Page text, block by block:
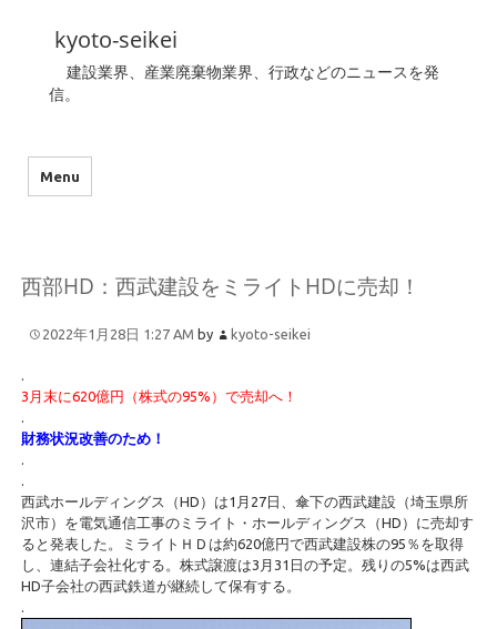
kyoto-seikei
建設業界、産業廃棄物業界、行政などのニュースを発
信。
Menu
西部HD：西武建設をミライトHDに売却！
2022年1月28日 1:27 AM by kyoto-seikei
.
3月末に620億円（株式の95%）で売却へ！
.
財務状況改善のため！
.
.
西武ホールディングス（HD）は1月27日、傘下の西武建設（埼玉県所
沢市）を電気通信工事のミライト・ホールディングス（HD）に売却す
ると発表した。ミライトＨＤは約620億円で西武建設株の95％を取得
し、連結子会社化する。株式譲渡は3月31日の予定。残りの5%は西武
HD子会社の西武鉄道が継続して保有する。
.